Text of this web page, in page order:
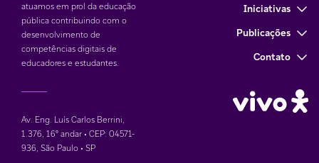
atuamos em prol da educação
pública contribuindo com o
desenvolvimento de
competências digitais de
educadores e estudantes.
Av. Eng. Luís Carlos Berrini,
1.376, 16° andar • CEP: 04571-
936, São Paulo • SP
Iniciativas
Publicações
Contato